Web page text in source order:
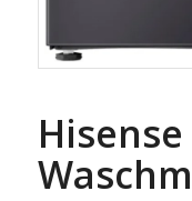
Hisense